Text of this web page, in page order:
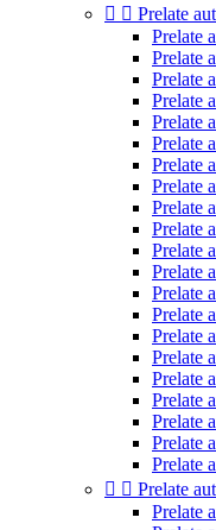
  Prelate
Prelate
Prelate
Prelate
Prelate
Prelate
Prelate
Prelate
Prelate
Prelate
Prelate
Prelate
Prelate
Prelate
Prelate
Prelate
Prelate
Prelate
Prelate
Prelate
Prelate
Prelate
  Prelate
Prelate